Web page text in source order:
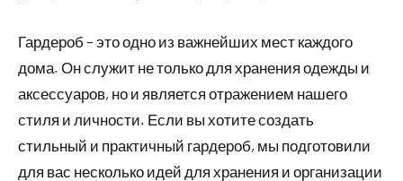
Гардероб – это одно из важнейших мест каждого
дома. Он служит не только для хранения одежды и
аксессуаров, но и является отражением нашего
стиля и личности. Если вы хотите создать
стильный и практичный гардероб, мы подготовили
для вас несколько идей для хранения и организации